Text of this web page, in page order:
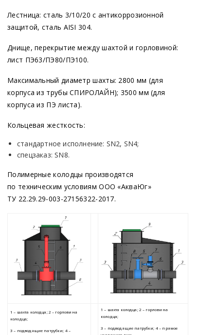
Лестница: сталь 3/10/20 с антикоррозионной
защитой, сталь AISI 304.
Днище, перекрытие между шахтой и горловиной:
лист ПЭ63/ПЭ80/ПЭ100.
Максимальный диаметр шахты: 2800 мм (для
корпуса из трубы СПИРОЛАЙН); 3500 мм (для
корпуса из ПЭ листа).
Кольцевая жесткость:
стандартное исполнение: SN2, SN4;
спецзаказ: SN8.
Полимерные колодцы производятся
по техническим условиям ООО «АкваЮг»
ТУ 22.29.29-003-27156322-2017.